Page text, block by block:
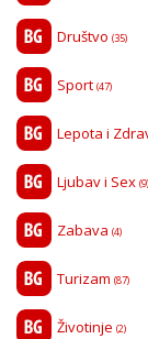
Društvo (35)
Sport (47)
Lepota i
Ljubav i Sex (9)
Zabava (4)
Turizam (87)
Životinje (2)